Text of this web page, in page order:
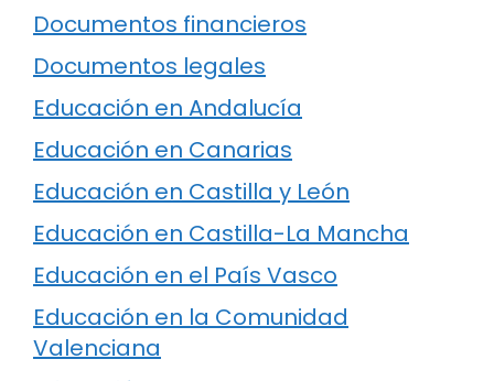
Documentos financieros
Documentos legales
Educación en Andalucía
Educación en Canarias
Educación en Castilla y León
Educación en Castilla-La Mancha
Educación en el País Vasco
Educación en la Comunidad
Valenciana